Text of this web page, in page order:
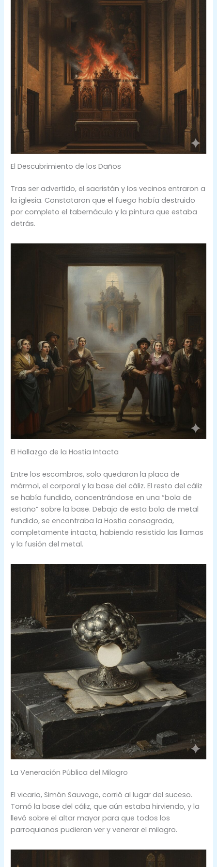
El Descubrimiento de los Daños
Tras ser advertido, el sacristán y los vecinos entraron a
la iglesia. Constataron que el fuego había destruido
por completo el tabernáculo y la pintura que estaba
detrás.
El Hallazgo de la Hostia Intacta
Entre los escombros, solo quedaron la placa de
mármol, el corporal y la base del cáliz. El resto del cáliz
se había fundido, concentrándose en una “bola de
estaño” sobre la base. Debajo de esta bola de metal
fundido, se encontraba la Hostia consagrada,
completamente intacta, habiendo resistido las llamas
y la fusión del metal.
La Veneración Pública del Milagro
El vicario, Simón Sauvage, corrió al lugar del suceso.
Tomó la base del cáliz, que aún estaba hirviendo, y la
llevó sobre el altar mayor para que todos los
parroquianos pudieran ver y venerar el milagro.